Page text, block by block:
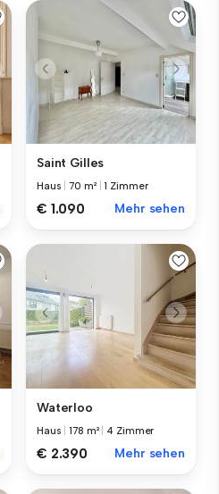
Saint Gilles
Haus |70 m² |1 Zimmer
€ 1.090 Mehr sehen
Waterloo
Haus |178 m² 4 Zimmer
€ 2.390 Mehr sehen